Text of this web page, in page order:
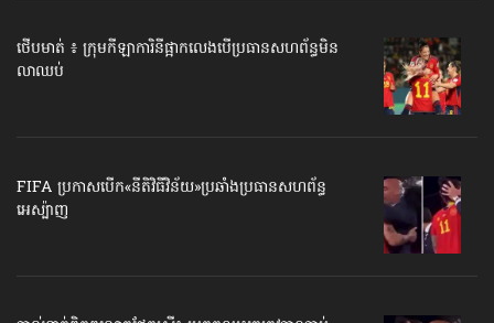
ថើបមាត់ ៖ ក្រុមកីឡាការិនី​ផ្អាកលេង​​បើប្រធានសហព័ន្ធ​មិន
លាឈប់
FIFA ប្រកាសបើក​«នីតិវិធីវិន័យ»​ប្រឆាំងប្រធានសហព័ន្ធ​
អេស្ប៉ាញ